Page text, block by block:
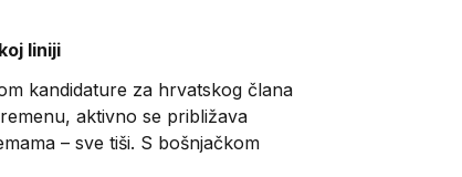
liniji
kandidature za hrvatskog člana
aktivno se približava
– sve tiši. S bošnjačkom